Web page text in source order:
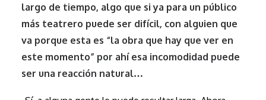
largo de tiempo, algo que si ya para un público
más teatrero puede ser difícil, con alguien que
va porque esta es “la obra que hay que ver en
este momento” por ahí esa incomodidad puede
ser una reacción natural…